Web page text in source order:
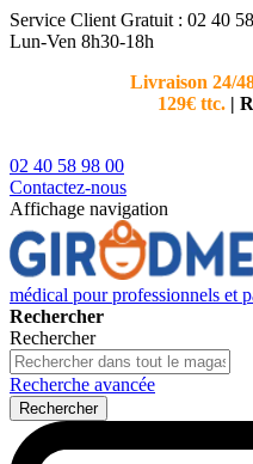
Service Client Gratuit : 02 40
Lun-Ven 8h30-18h
Livraison 24/
129€ ttc. |
02 40 58 98 00
Contactez-nous
Affichage navigation
médical pour professionnels et
Rechercher
Rechercher
Recherche avancée
Rechercher